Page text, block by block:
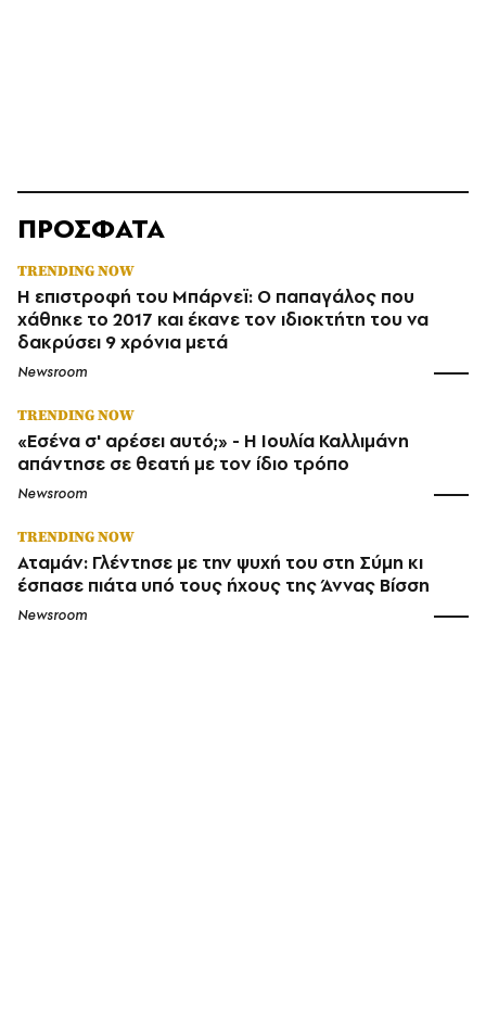
ΠΡΟΣΦΑΤΑ
TRENDING NOW
Η επιστροφή του Μπάρνεϊ: Ο παπαγάλος που
χάθηκε το 2017 και έκανε τον ιδιοκτήτη του να
δακρύσει 9 χρόνια μετά
Newsroom
TRENDING NOW
«Εσένα σ' αρέσει αυτό;» - Η Ιουλία Καλλιμάνη
απάντησε σε θεατή με τον ίδιο τρόπο
Newsroom
TRENDING NOW
Αταμάν: Γλέντησε με την ψυχή του στη Σύμη κι
έσπασε πιάτα υπό τους ήχους της Άννας Βίσση
Newsroom